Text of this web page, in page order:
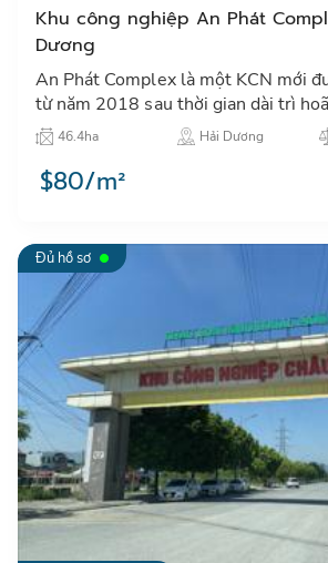
Khu công nghiệp An Phát
Dương
An Phát Complex là một KCN mới
từ năm 2018 sau thời gian dài trì
thu hút đầu tư công nghiệp tại khu
Dươn…
46.4ha Hải Dương
$80/m²
Đủ hồ sơ